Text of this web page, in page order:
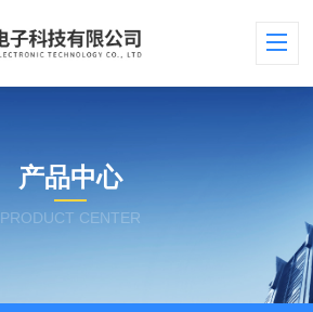
产品中心
PRODUCT CENTER